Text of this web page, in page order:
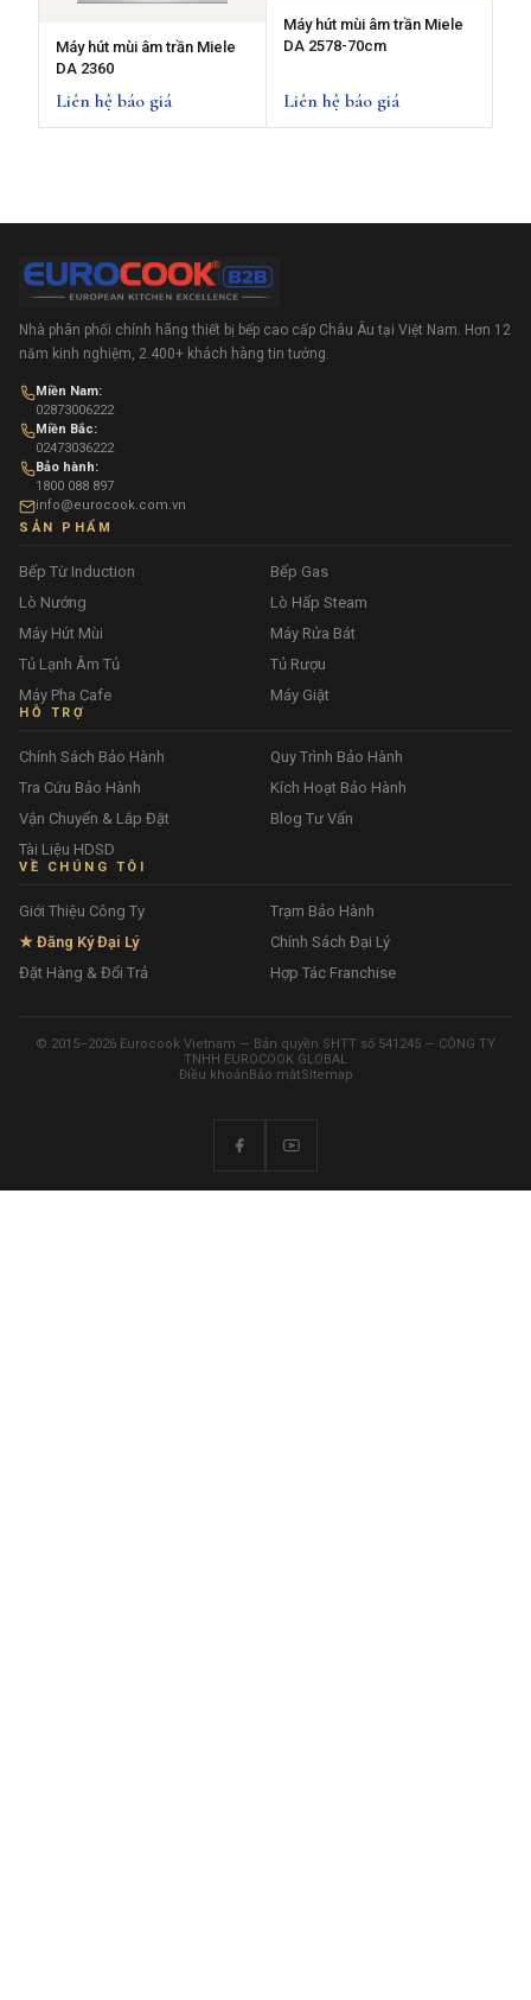
Máy hút mùi âm trần Miele
DA 2360
Liên hệ báo giá
Máy hút mùi âm trần Miele
DA 2578-70cm
Liên hệ báo giá
Nhà phân phối chính hãng thiết bị bếp cao cấp Châu Âu tại Việt Nam. Hơn 12
năm kinh nghiệm, 2.400+ khách hàng tin tưởng.
Miền Nam:
02873006222
Miền Bắc:
02473036222
Bảo hành:
1800 088 897
info@eurocook.com.vn
SẢN PHẨM
Bếp Từ Induction
Bếp Gas
Lò Nướng
Lò Hấp Steam
Máy Hút Mùi
Máy Rửa Bát
Tủ Lạnh Âm Tủ
Tủ Rượu
Máy Pha Cafe
Máy Giặt
HỖ TRỢ
Chính Sách Bảo Hành
Quy Trình Bảo Hành
Tra Cứu Bảo Hành
Kích Hoạt Bảo Hành
Vận Chuyển & Lắp Đặt
Blog Tư Vấn
Tài Liệu HDSD
VỀ CHÚNG TÔI
Giới Thiệu Công Ty
Trạm Bảo Hành
★ Đăng Ký Đại Lý
Chính Sách Đại Lý
Đặt Hàng & Đổi Trả
Hợp Tác Franchise
© 2015–2026 Eurocook Vietnam — Bản quyền SHTT số 541245 — CÔNG TY
TNHH EUROCOOK GLOBAL
Điều khoản Bảo mậtSitemap